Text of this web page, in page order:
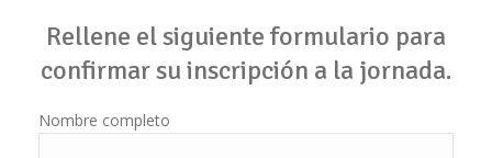
Rellene el siguiente formulario para
confirmar su inscripción a la jornada.
Nombre completo